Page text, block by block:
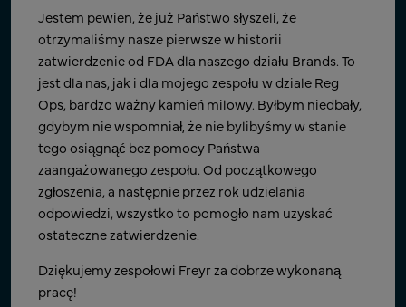
Komunikacja i praktyczna znajomość wymagań RA –
takie było nasze doświadczenie w Indiach. Szybka
reakcja i chęć odbycia rozmów w celu wyjaśnienia
wymagań. Bardzo zadowoleni z pracy RA wykonanej
w Indiach, skorzystalibyśmy z niej na innych rynkach.
Jesteśmy usatysfakcjonowani.
Dyrektor ds. Spraw regulacyjnych
Firma z siedzibą we Francji, wiodący globalny dostawca
produktów do pielęgnacji zdrowia kobiet
Chcielibyśmy docenić szybki TAT firmy Freyr w celu
przeprowadzenia pilnego zgłoszenia wymaganego
przez FDA. Ich efektywność, staranność,
doskonałość, poczucie pilności i priorytetowe
podejście świadczą o dużej elastyczności.
Proszę kontynuować tę wspaniałą pracę, ponieważ w
nadchodzącym roku mamy wiele ważnych celów do
zrealizowania.
Ed Venkat
Globalny Lider Techniczny CMC
Jestem pewien, że już Państwo słyszeli, że
otrzymaliśmy nasze pierwsze w historii
zatwierdzenie od FDA dla naszego działu Brands. To
jest dla nas, jak i dla mojego zespołu w dziale Reg
Ops, bardzo ważny kamień milowy. Byłbym niedbały,
gdybym nie wspomniał, że nie bylibyśmy w stanie
tego osiągnąć bez pomocy Państwa
zaangażowanego zespołu. Od początkowego
zgłoszenia, a następnie przez rok udzielania
odpowiedzi, wszystko to pomogło nam uzyskać
ostateczne zatwierdzenie.
Dziękujemy zespołowi Freyr za dobrze wykonaną
pracę!